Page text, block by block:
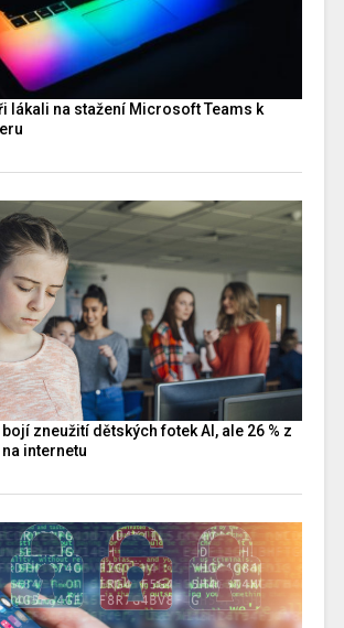
lákali na stažení Microsoft Teams k
zneužití dětských fotek AI, ale 26 % z
internetu